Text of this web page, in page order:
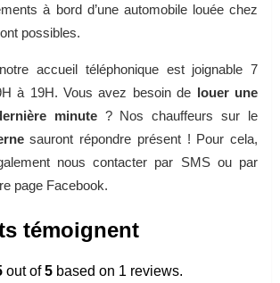
à bord d’une automobile louée chez
possibles.
accueil téléphonique est joignable 7
à 19H. Vous avez besoin de louer une
minute? Nos chauffeurs sur le
sauront répondre présent ! Pour cela,
nous contacter par SMS ou par
page Facebook.
témoignent
out of5 based on 1 reviews.